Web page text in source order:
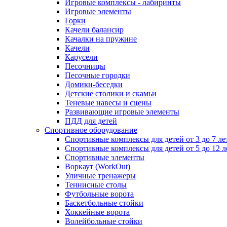
Игровые комплексы - лабиринты
Игровые элементы
Горки
Качели балансир
Качалки на пружине
Качели
Карусели
Песочницы
Песочные городки
Домики-беседки
Детские столики и скамьи
Теневые навесы и сцены
Развивающие игровые элементы
ПДД для детей
Спортивное оборудование
Спортивные комплексы для детей от 3 до 7
Спортивные комплексы для детей от 5 до 12
Спортивные элементы
Воркаут (WorkOut)
Уличные тренажеры
Теннисные столы
Футбольные ворота
Баскетбольные стойки
Хоккейные ворота
Волейбольные стойки